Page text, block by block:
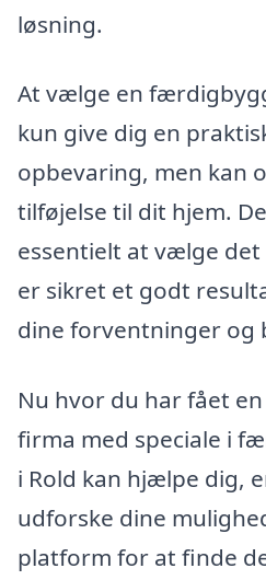
løsning.
At vælge en
kun give dig en
opbevaring, men kan
tilføjelse til dit hjem.
essentielt at vælge
er sikret et godt
dine forventninger og
Nu hvor du har fået
firma med speciale i
i Rold kan hjælpe dig,
udforske dine
platform for at finde